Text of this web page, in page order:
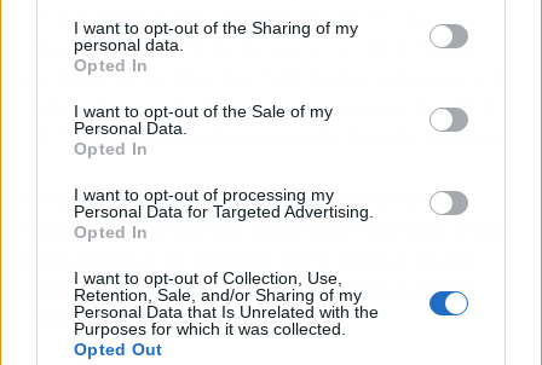
I want to opt-out of the Sharing of my
personal data.
Opted In
I want to opt-out of the Sale of my
Personal Data.
Opted In
I want to opt-out of processing my
Personal Data for Targeted Advertising.
Opted In
I want to opt-out of Collection, Use,
Retention, Sale, and/or Sharing of my
Personal Data that Is Unrelated with the
Purposes for which it was collected.
Opted Out
Se iniciaron como consecuencia de una
denuncia de la Fiscalía que a su vez la había
recibido de la Agencia Tributaria, referente a la
defraudación del IVA en los ejercicios de 1998 y
1999 mediante el denominado 'fraude carrusel'.
En octubre de 2003 la Agencia Tributaria
designó a dos nuevos inspectores de Hacienda
concluido y presentado en el juzgado hasta
2013, diez años después.